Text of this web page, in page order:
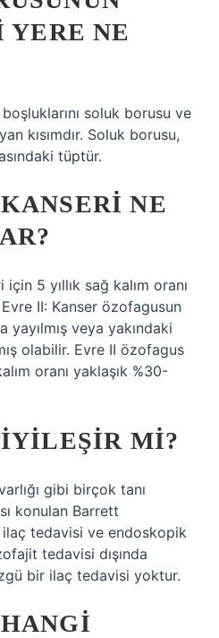
NE
soluk borusu ve
kısımdır. Soluk borusu,
tüptür.
NE
5 yıllık sağ kalım oranı
II: Kanser özofagusun
yayılmış veya yakındaki
olabilir. Evre II özofagus
oranı yaklaşık %30-
IYILEŞIR MI?
gibi birçok tanı
konulan Barrett
tedavisi ve endoskopik
tedavisi dışında
bir ilaç tedavisi yoktur.